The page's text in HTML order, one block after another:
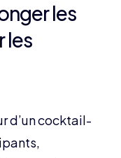
les
les
d’un cocktail-